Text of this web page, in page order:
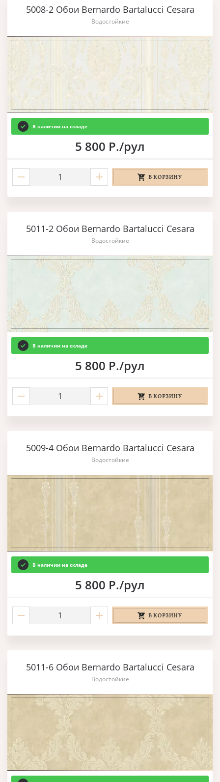
5008-2 Обои Bernardo Bartalucci Cesara
Водостойкие
В наличии на складе
5 800 Р./рул
В КОРЗИНУ
5011-2 Обои Bernardo Bartalucci Cesara
Водостойкие
В наличии на складе
5 800 Р./рул
В КОРЗИНУ
5009-4 Обои Bernardo Bartalucci Cesara
Водостойкие
В наличии на складе
5 800 Р./рул
В КОРЗИНУ
5011-6 Обои Bernardo Bartalucci Cesara
Водостойкие